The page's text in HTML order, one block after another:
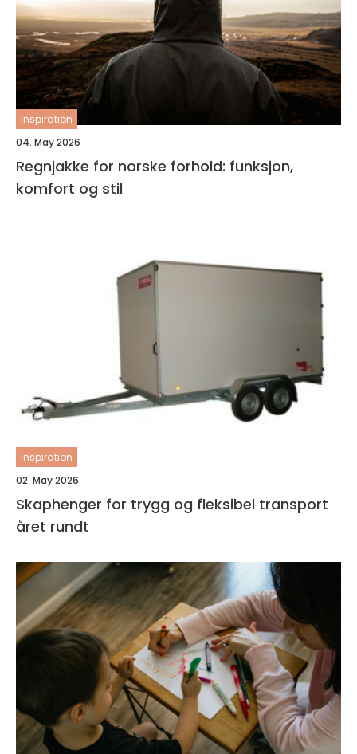
inspiration
04. May 2026
Regnjakke for norske forhold: funksjon,
komfort og stil
inspiration
02. May 2026
Skaphenger for trygg og fleksibel transport
året rundt